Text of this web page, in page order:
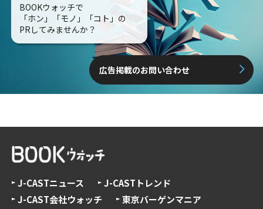
BOOKウォッチで
「ホン」「モノ」「コト」の
PRしてみませんか？
広告掲載のお問い合わせ
J-CASTニュース
J-CASTトレンド
J-CAST会社ウォッチ
東京バーゲンマニア